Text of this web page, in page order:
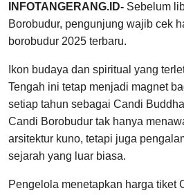
INFOTANGERANG.ID- Sebelum
Borobudur, pengunjung wajib cek
borobudur 2025 terbaru.
Ikon budaya dan spiritual yang
Tengah ini tetap menjadi magnet
setiap tahun sebagai Candi
Candi Borobudur tak hanya
arsitektur kuno, tetapi juga
sejarah yang luar biasa.
Pengelola menetapkan harga tiket